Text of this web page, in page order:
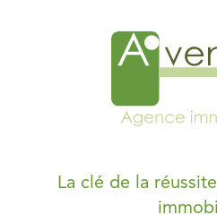
La clé de la